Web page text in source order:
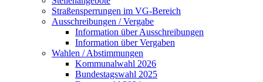
Straßensperrungen im VG-Bereich
Ausschreibungen / Vergabe
Information über Ausschreibungen
Information über Vergaben
Wahlen / Abstimmungen
Kommunalwahl 2026
Bundestagswahl 2025